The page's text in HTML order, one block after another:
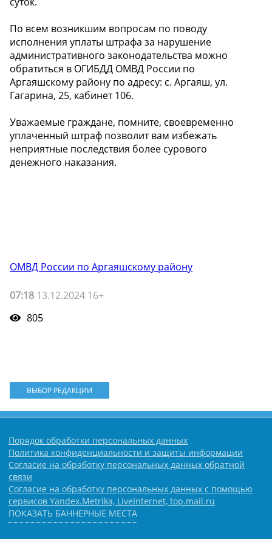
По всем возникшим вопросам по поводу
исполнения уплаты штрафа за нарушение
административного законодательства можно
обратиться в ОГИБДД ОМВД России по
Аргаяшскому району по адресу: с. Аргаяш, ул.
Гагарина, 25, кабинет 106.
Уважаемые граждане, помните, своевременно
уплаченный штраф позволит вам избежать
неприятные последствия более сурового
денежного наказания.
ОМВД России по Аргаяшскому району
07:18 13.12.2024 16+
805
ВЫБОР РЕДАКЦИИ
Порядок обработки персональных данных
Политика конфиденциальности и защиты информации
Согласие на обработку персональных данных обратной
связи
Согласие на обработку персональных данных с помощью
сервисов Yandex.Metrika, LiveInternet, top.mail.ru
ПОКАЗАТЬ БАННЕРНЫЕ МЕСТА